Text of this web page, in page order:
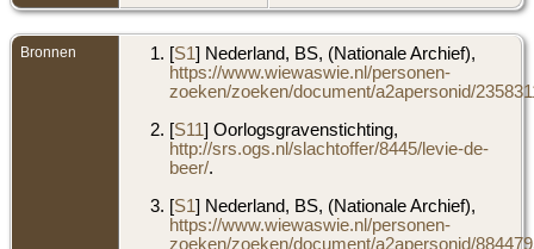
Bronnen [S1 ] Nederland, BS, (Nationale Archief),
https://www.wiewaswie.nl/personen-
zoeken/zoeken/document/a2apersonid/
[S11 ] Oorlogsgravenstichting,
http://srs.ogs.nl/slachtoffer/8445/levie-de-
beer/.
[S1 ] Nederland, BS, (Nationale Archief),
https://www.wiewaswie.nl/personen-
zoeken/zoeken/document/a2apersonid/